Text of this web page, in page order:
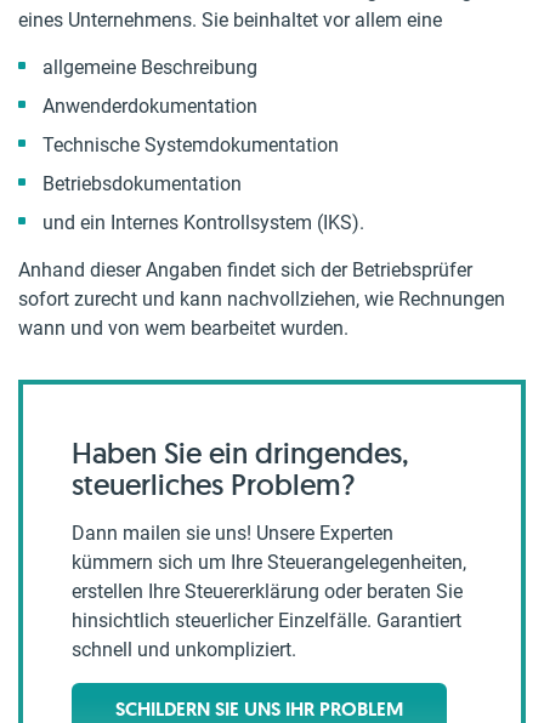
eines Unternehmens. Sie beinhaltet vor allem eine
allgemeine Beschreibung
Anwenderdokumentation
Technische Systemdokumentation
Betriebsdokumentation
und ein Internes Kontrollsystem (IKS).
Anhand dieser Angaben findet sich der Betriebsprüfer
sofort zurecht und kann nachvollziehen, wie Rechnungen
wann und von wem bearbeitet wurden.
Haben Sie ein dringendes,
steuerliches Problem?
Dann mailen sie uns! Unsere Experten
kümmern sich um Ihre Steuerangelegenheiten,
erstellen Ihre Steuererklärung oder beraten Sie
hinsichtlich steuerlicher Einzelfälle. Garantiert
schnell und unkompliziert.
SCHILDERN SIE UNS IHR PROBLEM